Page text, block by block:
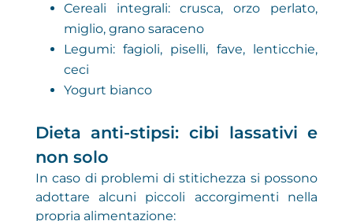
Cereali integrali: crusca, orzo perlato,
miglio, grano saraceno
Legumi: fagioli, piselli, fave, lenticchie,
ceci
Yogurt bianco
Dieta anti-stipsi: cibi lassativi e
non solo
In caso di problemi di stitichezza si possono
adottare alcuni piccoli accorgimenti nella
propria alimentazione: